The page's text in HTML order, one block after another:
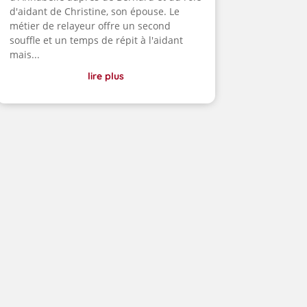
d'aidant de Christine, son épouse. Le
métier de relayeur offre un second
souffle et un temps de répit à l'aidant
mais...
lire plus